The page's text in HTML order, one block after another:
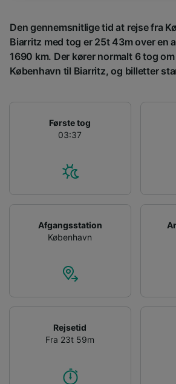
Den gennemsnitlige tid at rejse fra
Biarritz med tog er 25t 43m over en
1690 km. Der kører normalt 6 tog
København til Biarritz, og billetter
Første tog
03:37
Afgangsstation
København
Rejsetid
Fra 23t 59m
spore dig.
Vi og vores partnere behandler
levere:
Bruge præcise geografiske
enhedskarakteristika til
enhed. Tilpasset annoncering
annoncerings- og
tjenester.